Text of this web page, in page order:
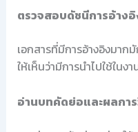
ตรวจสอบดัชนีการอ้าง
เอกสารที่มีการอ้างอิงมา
ให้เห็นว่ามีการนำไปใช้ใน
อ่านบทคัดย่อและผลกา